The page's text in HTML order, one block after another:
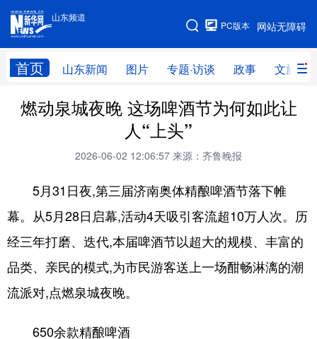
山东频道
网站无障碍
PC版本
首页 山东新闻 图片 专题·访谈 政事 文旅
手机版
网站地图
学习进行时 高层 时政 人事
财经
全球连线
科技 科普 体育 文化
健康 军事 访谈 视频
食品 人居
燃动泉城夜晚 这场啤酒节为何如此让
人“上头”
2026-06-02 12:06:57 来源：齐鲁晚报
5月31日夜,第三届济南奥体精酿啤酒节落下帷
幕。从5月28日启幕,活动4天吸引客流超10万人次。历
经三年打磨、迭代,本届啤酒节以超大的规模、丰富的
品类、亲民的模式,为市民游客送上一场酣畅淋漓的潮
流派对,点燃泉城夜晚。
650余款精酿啤酒